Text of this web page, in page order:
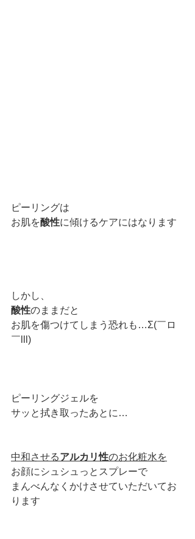
ピーリングは
お肌を酸性に傾けるケアにはなります
しかし、
酸性のままだと
お肌を傷つけてしまう恐れも…Σ(￣ロ
￣lll)
ピーリングジェルを
サッと拭き取ったあとに…
中和させるアルカリ性のお化粧水を
お顔にシュシュっとスプレーで
まんべんなくかけさせていただいてお
ります